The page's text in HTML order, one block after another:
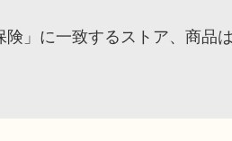
」に一致するストア、商品は